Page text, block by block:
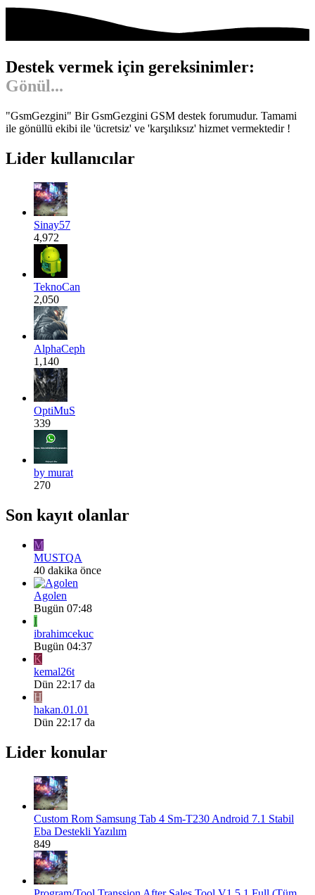
Destek vermek için gereksinimler:
Gönül...
"GsmGezgini" Bir GsmGezgini GSM destek forumudur. Tamami
ile gönüllü ekibi ile 'ücretsiz' ve 'karşılıksız' hizmet vermektedir !
Lider kullanıcılar
Sinay57
4,972
TeknoCan
2,050
AlphaCeph
1,140
OptiMuS
339
by murat
270
Son kayıt olanlar
M
MUSTQA
40 dakika önce
Agolen
Bugün 07:48
I
ibrahimcekuc
Bugün 04:37
K
kemal26t
Dün 22:17 da
H
hakan.01.01
Dün 22:17 da
Lider konular
Custom Rom Samsung Tab 4 Sm-T230 Android 7.1 Stabil
Eba Destekli Yazılım
849